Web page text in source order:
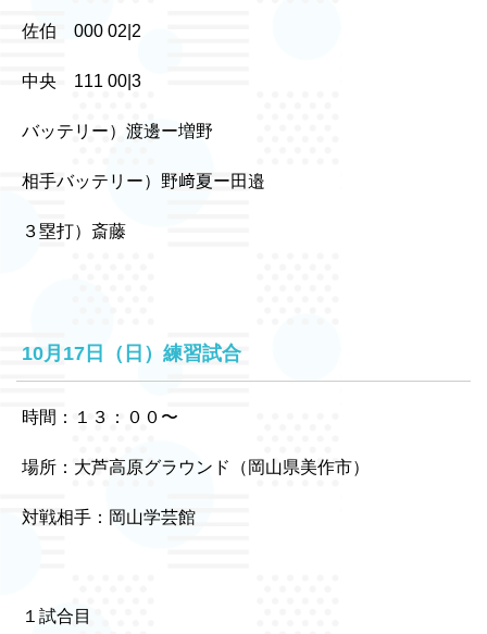
佐伯 000 02|2
中央 111 00|3
バッテリー）渡邊ー増野
相手バッテリー）野﨑夏ー田邉
３塁打）斎藤
10月17日（日）練習試合
時間：１３：００〜
場所：大芦高原グラウンド（岡山県美作市）
対戦相手：岡山学芸館
１試合目